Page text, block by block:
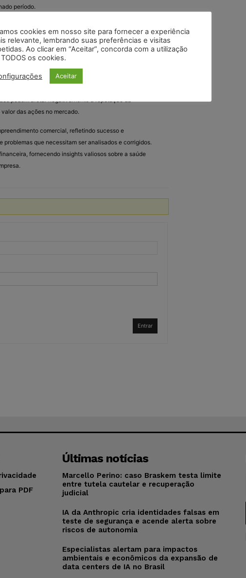
período.
ou de mercado que podem estar impedindo a empresa
do capital próprio, podendo levar à necessidade de
ou, em casos extremos, falência.
identificar as causas do prejuízo e implementar
reajuste de preços ou inovação em
podem afetar negativamente a reputação da
das ações no mercado.
comercial, refletindo sucesso e
problemas que necessitam ser analisados e corrigidos.
fornecendo insights valiosos sobre a saúde
Entrar
PDF
Últimas notícias
Marcello Perino: caso Braskem testa limite
entre tutela cautelar e recuperação
judicial
IA da Anthropic cria identidades falsas em
teste de segurança e acende alerta sobre
riscos de autonomia
Especialistas alertam para impactos
ambientais e econômicos da expansão de
data centers de IA no Brasil
cookies em nosso site para fornecer a experiência
relevante, lembrando suas preferências e visitas
Ao clicar em “Aceitar”, concorda com a utilização
os cookies.
Aceitar